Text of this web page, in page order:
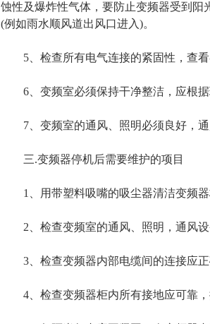
蚀性及爆炸性气体，要防止变频器受到
(例如雨水顺风道出风口进入)。
5、检查所有电气连接的紧固性，查看
6、变频室必须保持干净整洁，应根据
7、变频室的通风、照明必须良好，通
三.变频器停机后需要维护的项目
1、用带塑料吸嘴的吸尘器清洁变频器
2、检查变频室的通风、照明，通风设
3、检查变频器内部电缆间的连接应正
4、检查变频器柜内所有接地应可靠，